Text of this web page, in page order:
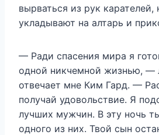
вырваться из рук карателей,
укладывают на алтарь и
— Ради спасения мира я
одной никчемной жизнью, —
отвечает мне Ким Гард. —
получай удовольствие. Я
лучших мужчин. В эту ночь
одного из них. Твой сын